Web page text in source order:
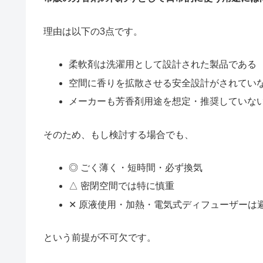
理由は以下の3点です。
柔軟剤は洗濯用として設計された製品である
空間に香りを拡散させる安全設計がされてい
メーカーも芳香剤用途を想定・推奨していな
そのため、もし検討する場合でも、
◎ ごく薄く・短時間・必ず換気
△ 密閉空間では特に慎重
✕ 原液使用・加熱・電気式ディフューザーは
という前提が不可欠です。